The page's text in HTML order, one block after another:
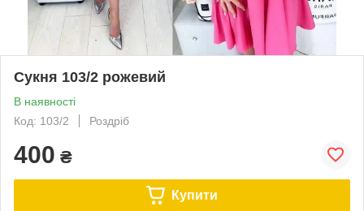
Сукня 103/2 рожевий
В наявності
Код: 103/2
Роздріб
400 ₴
Купити